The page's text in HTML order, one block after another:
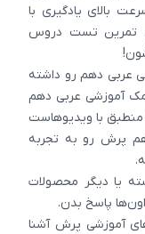
بالای یادگیری با
تمرین تست دروس
عربی دهم رو داشته
آموزشی عربی دهم
منطبق با ویدیوهاست
پرش رو به تجربه
یا دیگر محصولات
پاسخ بدن.
آموزشی پرش آشنا